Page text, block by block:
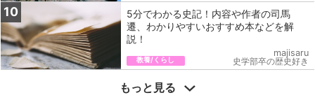
10
5分でわかる史記！内容や作者の司馬
遷、わかりやすいおすすめ本などを解
説！
教養/くらし
majisaru
史学部卒の歴史好き
もっと見る